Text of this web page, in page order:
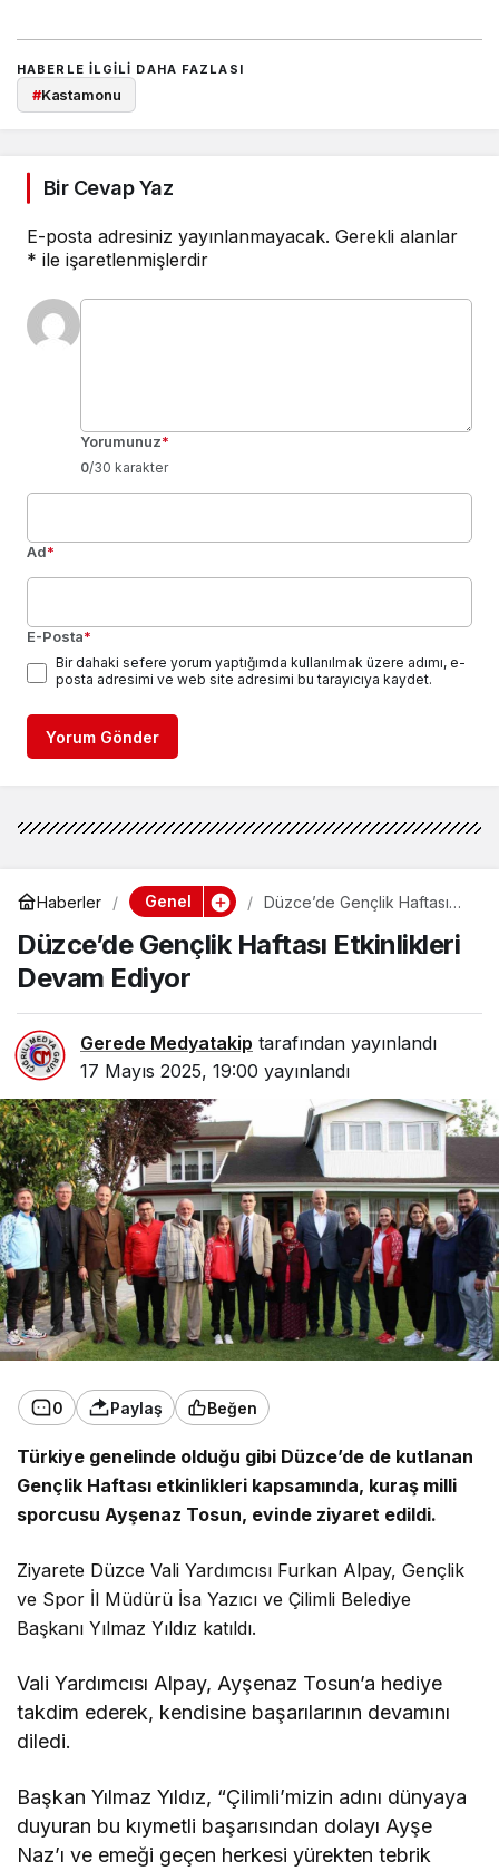
HABERLE ILGILI DAHA FAZLASI
#Kastamonu
Bir Cevap Yaz
E-posta adresiniz yayınlanmayacak. Gerekli alanlar
* ile işaretlenmişlerdir
Yorumunuz*
0/30 karakter
Ad*
E-Posta*
Bir dahaki sefere yorum yaptığımda kullanılmak üzere adımı, e-
posta adresimi ve web site adresimi bu tarayıcıya kaydet.
Yorum Gönder
Haberler Genel
Düzce’de Gençlik Haftası
Düzce’de Gençlik Haftası Etkinlikleri
Devam Ediyor
Gerede Medyatakip tarafından yayınlandı
17 Mayıs 2025, 19:00 yayınlandı
0 Paylaş Beğen
Türkiye genelinde olduğu gibi Düzce’de de kutlanan
Gençlik Haftası etkinlikleri kapsamında, kuraş milli
sporcusu Ayşenaz Tosun, evinde ziyaret edildi.
Ziyarete Düzce Vali Yardımcısı Furkan Alpay, Gençlik
ve Spor İl Müdürü İsa Yazıcı ve Çilimli Belediye
Başkanı Yılmaz Yıldız katıldı.
Vali Yardımcısı Alpay, Ayşenaz Tosun’a hediye
takdim ederek, kendisine başarılarının devamını
diledi.
Başkan Yılmaz Yıldız, “Çilimli’mizin adını dünyaya
duyuran bu kıymetli başarısından dolayı Ayşe
Naz’ı ve emeği geçen herkesi yürekten tebrik